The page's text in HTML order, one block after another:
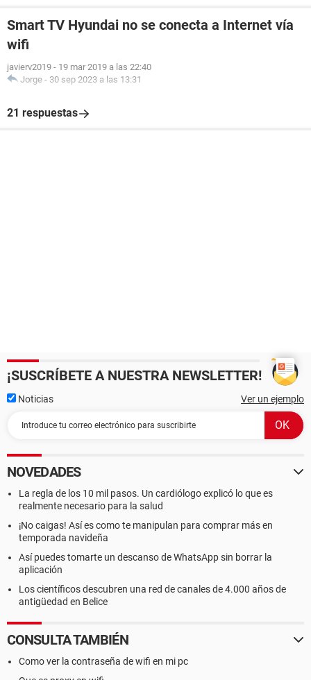
Smart TV Hyundai no se conecta a Internet vía
wifi
javierv2019 - 19 mar 2019 a las 22:40
Jorge - 30 sep 2023 a las 13:31
21 respuestas
¡SUSCRÍBETE A NUESTRA NEWSLETTER!
Noticias Ver un ejemplo
NOVEDADES
La regla de los 10 mil pasos. Un cardiólogo explicó lo que es
realmente necesario para la salud
¡No caigas! Así es como te manipulan para comprar más en
temporada navideña
Así puedes tomarte un descanso de WhatsApp sin borrar la
aplicación
Los científicos descubren una red de canales de 4.000 años de
antigüedad en Belice
CONSULTA TAMBIÉN
Como ver la contraseña de wifi en mi pc